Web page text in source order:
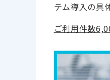
テム導入の具
ご利用件数